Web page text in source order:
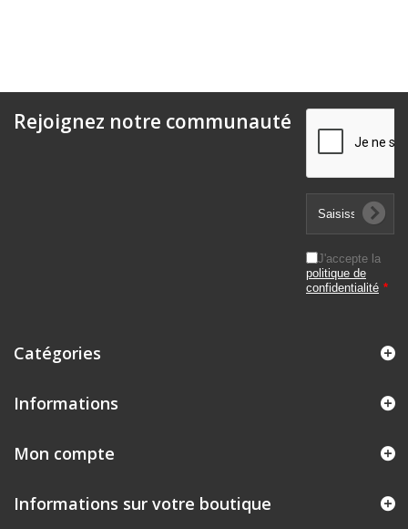
Rejoignez notre communauté
J'accepte la
politique de
confidentialité *
Catégories
Informations
Mon compte
Informations sur votre boutique